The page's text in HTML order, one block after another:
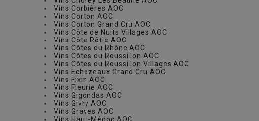
Vins Corbières AOC
Vins Corton AOC
Vins Corton Grand Cru AOC
Vins Côte de Nuits Villages AOC
Vins Côte Rôtie AOC
Vins Côtes du Rhône AOC
Vins Côtes du Roussillon AOC
Vins Côtes du Roussillon Villages AOC
Vins Echezeaux Grand Cru AOC
Vins Fixin AOC
Vins Fleurie AOC
Vins Gigondas AOC
Vins Givry AOC
Vins Graves AOC
Vins Haut-Médoc AOC